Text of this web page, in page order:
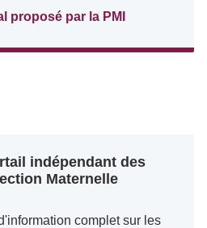
proposé par la PMI
indépendant des
Maternelle
complet sur les